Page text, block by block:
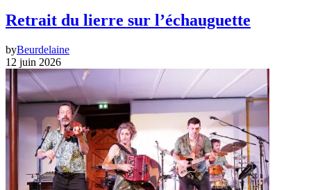
Retrait du lierre sur l’échauguette
byBeurdelaine
12 juin 2026